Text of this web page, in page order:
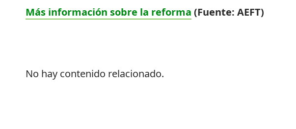
Más información sobre la reforma (Fuente: AEFT)
No hay contenido relacionado.